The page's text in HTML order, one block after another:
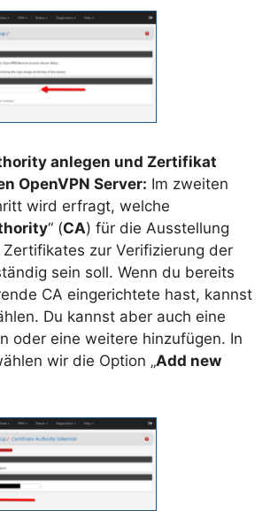
anlegen und Zertifikat
OpenVPN Server: Im zweiten
wird erfragt, welche
“ (CA) für die Ausstellung
zur Verifizierung der
sein soll. Wenn du bereits
CA eingerichtete hast, kannst
Du kannst aber auch eine
oder eine weitere hinzufügen. In
wir die Option „Add new